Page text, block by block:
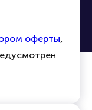
оферты,